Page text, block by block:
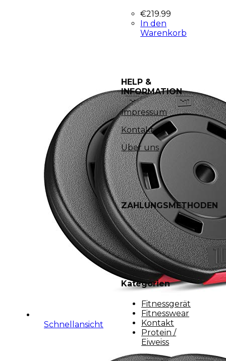
€219.99
In den
Warenkorb
Schnellansicht
HELP &
INFORMATION
Impressum
Kontakt
Über uns
ZAHLUNGSMETHODEN
Kategorien
Fitnessgerät
Fitnesswear
Kontakt
Protein /
Eiweiss